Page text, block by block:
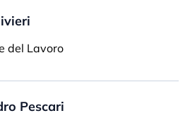
del Lavoro
Pescari